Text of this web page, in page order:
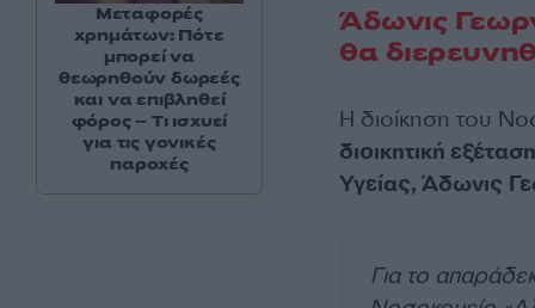
Άδωνις
θα
Η διοίκηση του
διοικητική εξέταση
Υγείας, Άδωνις
Για το
Μεταφορές
χρημάτων: Πότε
μπορεί να
θεωρηθούν δωρεές
και να επιβληθεί
φόρος – Τι ισχυεί
για τις γονικές
παροχές